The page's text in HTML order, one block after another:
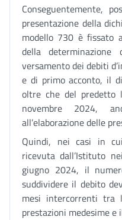
Conseguentemente,
presentazione della
modello 730 è fissato
della
versamento dei debiti
e di primo acconto, il
oltre che del predetto
novembre 2024,
all’elaborazione delle
Quindi, nei casi in
ricevuta dall’Istituto
giugno 2024, il
suddividere il debito
mesi intercorrenti tra
prestazioni medesime e